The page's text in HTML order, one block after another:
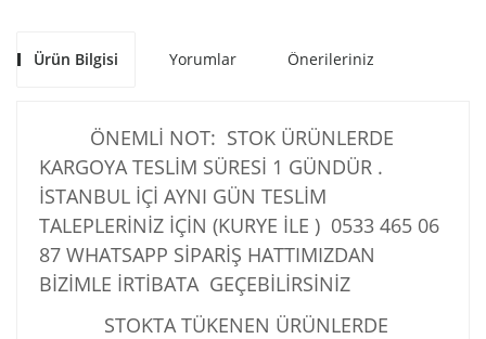
Ürün Bilgisi Yorumlar Önerileriniz
ÖNEMLİ NOT: STOK ÜRÜNLERDE
KARGOYA TESLİM SÜRESİ 1 GÜNDÜR .
İSTANBUL İÇİ AYNI GÜN TESLİM
TALEPLERİNİZ İÇİN (KURYE İLE ) 0533 465 06
87 WHATSAPP SİPARİŞ HATTIMIZDAN
BİZİMLE İRTİBATA GEÇEBİLİRSİNİZ
STOKTA TÜKENEN ÜRÜNLERDE